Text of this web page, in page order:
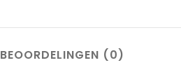
BEOORDELINGEN (0)